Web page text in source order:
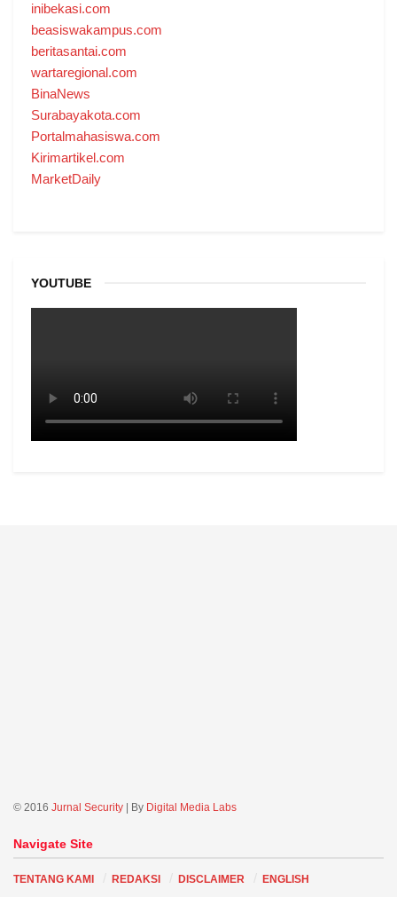
inibekasi.com
beasiswakampus.com
beritasantai.com
wartaregional.com
BinaNews
Surabayakota.com
Portalmahasiswa.com
Kirimartikel.com
MarketDaily
YOUTUBE
© 2016 Jurnal Security | By Digital Media Labs
Navigate Site
TENTANG KAMI REDAKSI DISCLAIMER ENGLISH